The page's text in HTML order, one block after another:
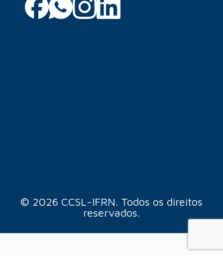
© 2026 CCSL-IFRN. Todos os direitos
reservados.